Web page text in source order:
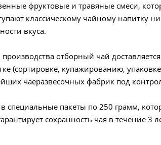
фруктовые и травяные смеси,
классическому чайному напитку
вкуса.
отборный чай
(сортировке, купажированию,
чаеразвесочных фабрик под
специальные пакеты по 250 грамм,
сохранность чая в течение 3